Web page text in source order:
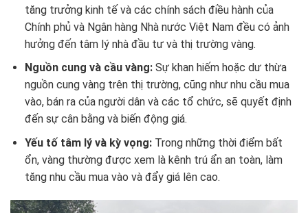
tăng trưởng kinh tế và các chính sách điều hành của
Chính phủ và Ngân hàng Nhà nước Việt Nam đều có ảnh
hưởng đến tâm lý nhà đầu tư và thị trường vàng.
Nguồn cung và cầu vàng:Sự khan hiếm hoặc dư thừa
nguồn cung vàng trên thị trường, cũng như nhu cầu mua
vào, bán ra của người dân và các tổ chức, sẽ quyết định
đến sự cân bằng và biến động giá.
Yếu tố tâm lý và kỳ vọng:Trong những thời điểm bất
ổn, vàng thường được xem là kênh trú ẩn an toàn, làm
tăng nhu cầu mua vào và đẩy giá lên cao.